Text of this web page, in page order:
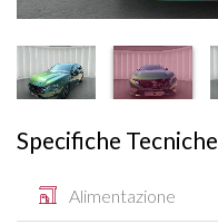
Specifiche Tecniche
Alimentazione